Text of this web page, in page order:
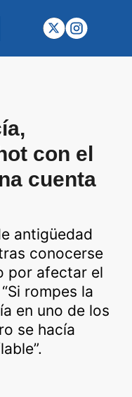
con el
cuenta
antigüedad
conocerse
por afectar el
rompes la
en uno de los
se hacía